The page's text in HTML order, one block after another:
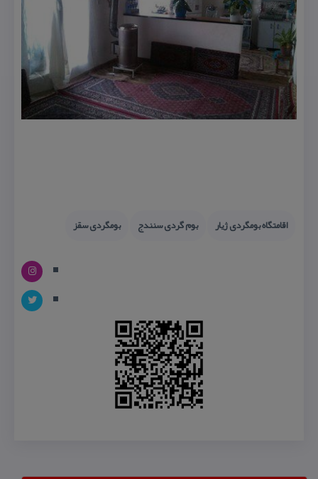
اقامتگاه بومگردی ژیار بوم گردی سنندج بومگردی سقز